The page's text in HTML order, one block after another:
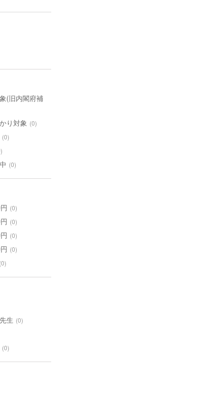
(旧内閣府補
り対象 (0)
(0)
(0)
(0)
(0)
(0)
(0)
(0)
生 (0)
(0)